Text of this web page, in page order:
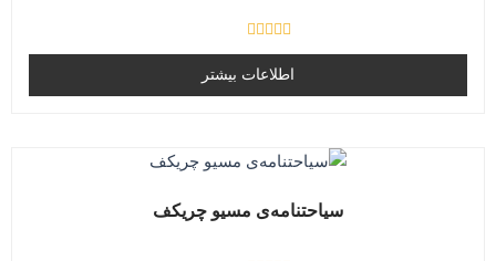
ا
م
ت
ی
ا
اطلاعات بیشتر
سیاحتنامه‌ی مسیو چریکف